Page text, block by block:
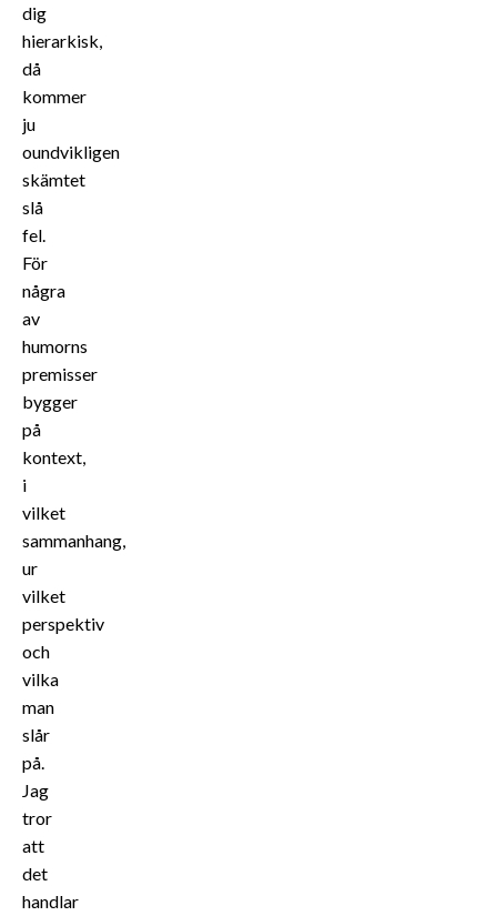
dig
hierarkisk,
då
kommer
ju
oundvikligen
skämtet
slå
fel.
För
några
av
humorns
premisser
bygger
på
kontext,
i
vilket
sammanhang,
ur
vilket
perspektiv
och
vilka
man
slår
på.
Jag
tror
att
det
handlar